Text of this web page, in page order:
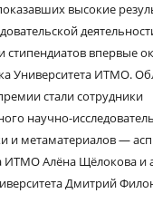
высокие
стипендиатов впервые
Университета ИТМО.
стали сотрудники
научно-
и метаматериалов —
ИТМО Алёна Щёлокова и
Дмитрий